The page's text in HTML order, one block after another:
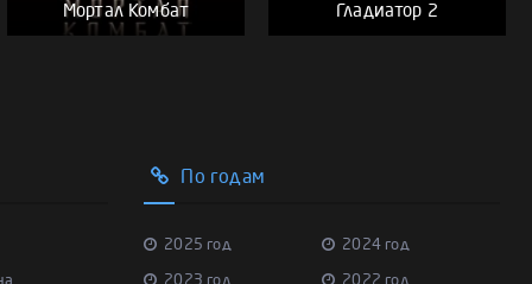
Мортал Комбат Гладиатор 2
По годам
2025 год 2024 год